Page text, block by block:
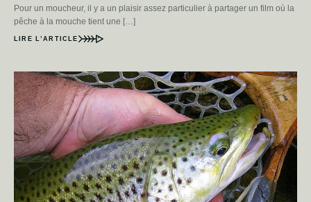
Pour un moucheur, il y a un plaisir assez particulier à partager un film où la
pêche à la mouche tient une […]
LIRE L’ARTICLE